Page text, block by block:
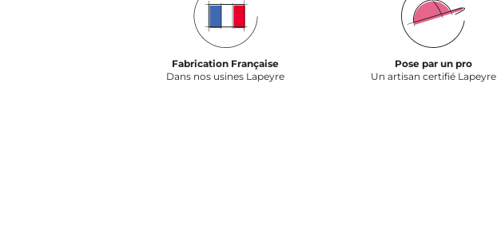
Fabrication Française
Dans nos usines Lapeyre
Pose par un pro
Un artisan certifié Lapeyre